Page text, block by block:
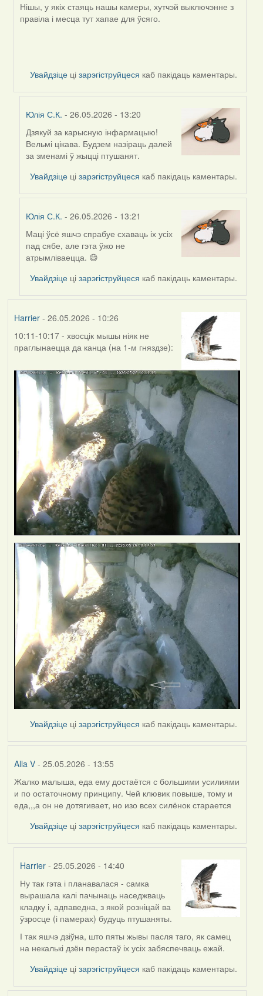
Нішы, у якіх стаяць нашы камеры, хутчэй выключэнне з
правіла і месца тут хапае для ўсяго.
Увайдзіце цізарэгіструйцеся каб пакідаць каментары.
Юлія С.К. - 26.05.2026 - 13:20
In
reply
to
by
Harrier
Дзякуй за карысную інфармацыю!
Вельмі цікава. Будзем назіраць далей
за зменамі ў жыцці птушанят.
Увайдзіце цізарэгіструйцеся каб пакідаць каментары.
Юлія С.К. - 26.05.2026 - 13:21
In
reply
to
by
Harrier
Маці ўсё яшчэ спрабуе схаваць іх усіх
пад сябе, але гэта ўжо не
атрымліваецца. 😄
Увайдзіце цізарэгіструйцеся каб пакідаць каментары.
Harrier- 26.05.2026 - 10:26
10:11-10:17 - хвосцік мышы ніяк не
праглынаецца да канца (на 1-м гняздзе):
Увайдзіце цізарэгіструйцеся каб пакідаць каментары.
Alla V- 25.05.2026 - 13:55
Жалко малыша, еда ему достаётся с большими усилиями
и по остаточному принципу. Чей клювик повыше, тому и
еда,,,а он не дотягивает, но изо всех силёнок старается
Увайдзіце цізарэгіструйцеся каб пакідаць каментары.
Harrier - 25.05.2026 - 14:40
In
reply
to
by
Alla
V
Ну так гэта і планавалася - самка
вырашала калі пачынаць наседжваць
кладку і, адпаведна, з якой розніцай ва
ўзросце (і памерах) будуць птушаняты.
І так яшчэ дзіўна, што пяты жывы пасля таго, як самец
на некалькі дзён перастаў іх усіх забяспечваць ежай.
Увайдзіце цізарэгіструйцеся каб пакідаць каментары.